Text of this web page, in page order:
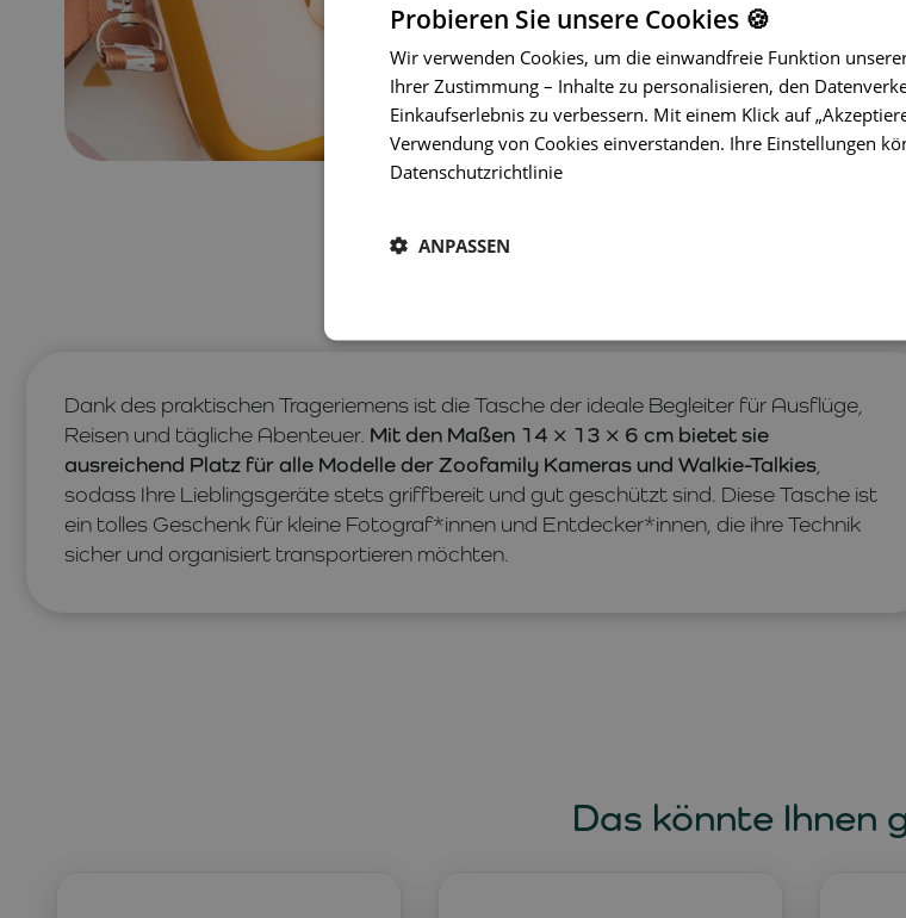
Dank des praktischen Trageriemens ist die Tasche der ideale Begleiter für Ausflüge,
Reisen und tägliche Abenteuer. Mit den Maßen 14 × 13 × 6 cm bietet sie
ausreichend Platz für alle Modelle der Zoofamily Kameras und Walkie-Talkies,
sodass Ihre Lieblingsgeräte stets griffbereit und gut geschützt sind. Diese Tasche ist
ein tolles Geschenk für kleine Fotograf*innen und Entdecker*innen, die ihre Technik
sicher und organisiert transportieren möchten.
Das könnte Ihnen
Probieren Sie unsere Cookies 🍪
Wir verwenden Cookies, um die einwandfreie Funktion
Ihrer Zustimmung – Inhalte zu personalisieren, den
Einkaufserlebnis zu verbessern. Mit einem Klick auf
Verwendung von Cookies einverstanden. Ihre Einstellungen
Datenschutzrichtlinie
ANPASSEN